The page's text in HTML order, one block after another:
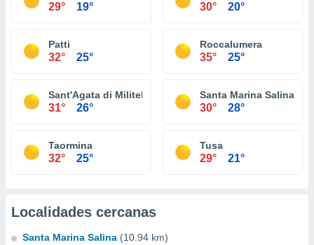
29° 19° 30° 20°
Patti
32° 25°
Roccalumera
35° 25°
Sant'Agata di Militello
31° 26°
Santa Marina Salina
30° 28°
Taormina
32° 25°
Tusa
29° 21°
Localidades cercanas
Santa Marina Salina (10.94 km)